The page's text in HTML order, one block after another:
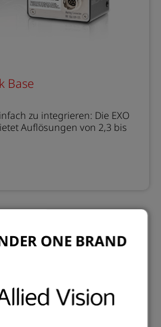
Base
zu integrieren: Die EXO
Auflösungen von 2,3 bis
ONE BRAND